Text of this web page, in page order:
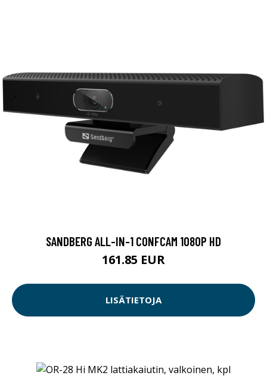
SANDBERG ALL-IN-1 CONFCAM 1080P HD
161.85 EUR
LISÄTIETOJA